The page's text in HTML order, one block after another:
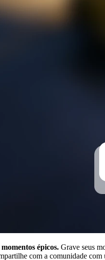
épicos. Grave seus
com a comunidade